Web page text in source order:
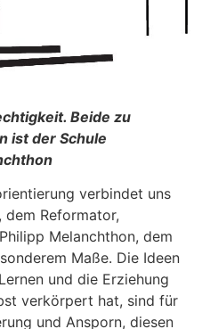
Beide zu
ist der Schule
verbindet uns
dem Reformator,
Melanchthon, dem
Maße. Die Ideen
und die Erziehung
verkörpert hat, sind für
und Ansporn, diesen